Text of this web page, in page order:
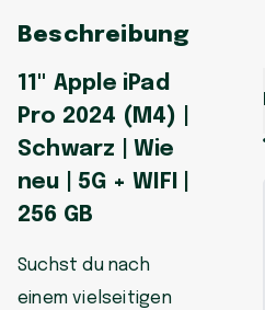
Beschreibung
11" Apple iPad
Pro 2024 (M4) |
Schwarz | Wie
neu | 5G + WIFI |
256 GB
Suchst du nach
einem vielseitigen